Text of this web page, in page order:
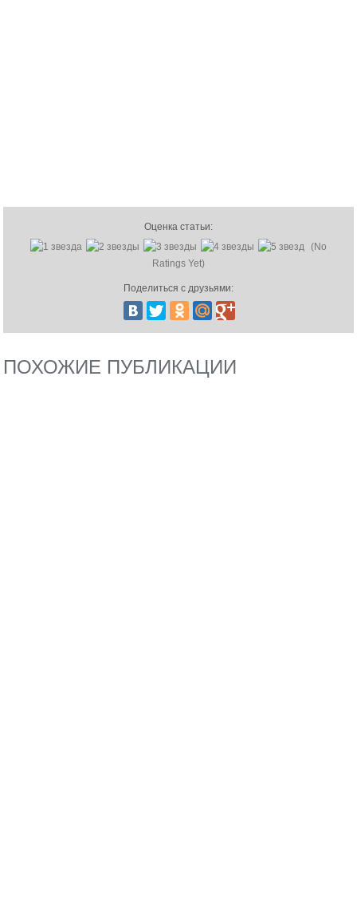
Оценка статьи:
(No
Ratings Yet)
Поделиться с друзьями:
ПОХОЖИЕ ПУБЛИКАЦИИ